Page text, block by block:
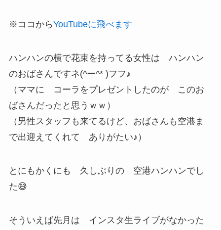
※ココからYouTubeに飛べます
ハンハンの横で花束を持ってる女性は ハンハン
のおばさんですネ(^ー^* )フフ♪
（ママに コーラをプレゼントしたのが このお
ばさんだったと思うｗｗ）
（男性スタッフも来てるけど、おばさんも空港ま
で出迎えてくれて ありがたい♪）
とにもかくにも 久しぶりの 空港ハンハンでし
た😅
そういえば先月は インスタ生ライブがなかった